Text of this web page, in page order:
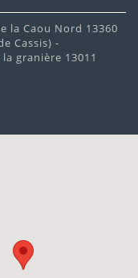
la Caou Nord 13360
Cassis) -
granière 13011